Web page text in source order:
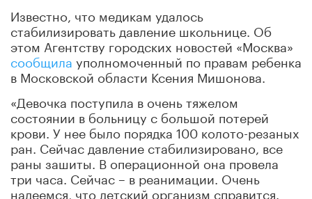
Известно, что медикам удалось
стабилизировать давление школьнице. Об
этом Агентству городских новостей «Москва»
сообщила уполномоченный по правам ребенка
в Московской области Ксения Мишонова.
«Девочка поступила в очень тяжелом
состоянии в больницу с большой потерей
крови. У нее было порядка 100 колото-резаных
ран. Сейчас давление стабилизировано, все
раны зашиты. В операционной она провела
три часа. Сейчас – в реанимации. Очень
надеемся, что детский организм справится.